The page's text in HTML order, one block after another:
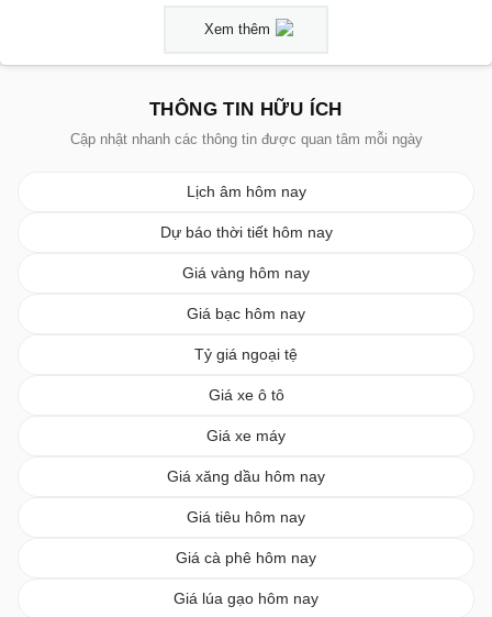
Xem thêm
THÔNG TIN HỮU ÍCH
Cập nhật nhanh các thông tin được quan tâm mỗi ngày
Lịch âm hôm nay
Dự báo thời tiết hôm nay
Giá vàng hôm nay
Giá bạc hôm nay
Tỷ giá ngoại tệ
Giá xe ô tô
Giá xe máy
Giá xăng dầu hôm nay
Giá tiêu hôm nay
Giá cà phê hôm nay
Giá lúa gạo hôm nay